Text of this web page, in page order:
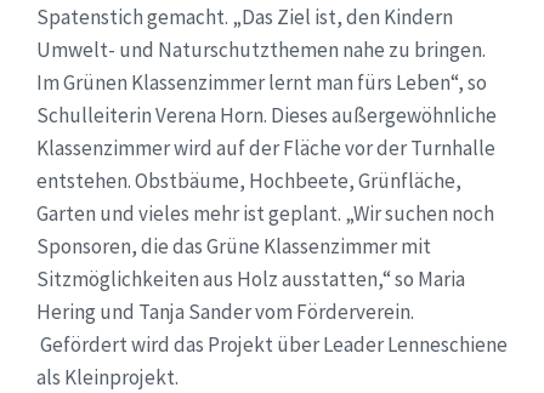
Spatenstich gemacht. „Das Ziel ist, den Kindern
Umwelt- und Naturschutzthemen nahe zu bringen.
Im Grünen Klassenzimmer lernt man fürs Leben“, so
Schulleiterin Verena Horn. Dieses außergewöhnliche
Klassenzimmer wird auf der Fläche vor der Turnhalle
entstehen. Obstbäume, Hochbeete, Grünfläche,
Garten und vieles mehr ist geplant. „Wir suchen noch
Sponsoren, die das Grüne Klassenzimmer mit
Sitzmöglichkeiten aus Holz ausstatten,“ so Maria
Hering und Tanja Sander vom Förderverein.
Gefördert wird das Projekt über Leader Lenneschiene
als Kleinprojekt.